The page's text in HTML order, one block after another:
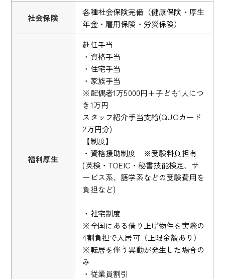
社会保険
各種社会保険完備（健康保険・厚生
年金・雇用保険・労災保険）
福利厚生
赴任手当
・資格手当
・住宅手当
・家族手当
※配偶者1万5000円＋子ども1人につ
き1万円
スタッフ紹介手当支給(QUOカード
2万円分)
【制度】
・資格援助制度 ※受験料負担有
(英検・TOEIC・秘書技能検定、サ
ービス系、語学系などの受験費用を
負担など)
・社宅制度
※全国にある借り上げ物件を実際の
4割負担で入居可（上限金額あり）
※転居を伴う異動が発生した場合の
み
・従業員割引